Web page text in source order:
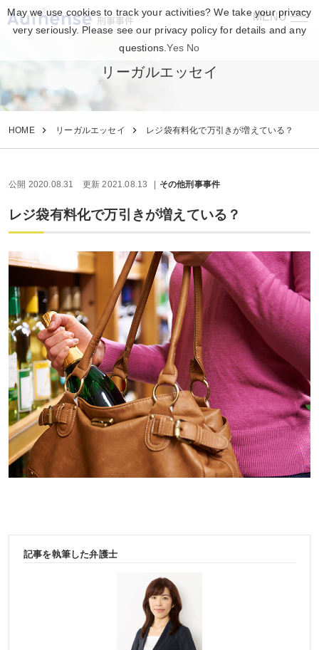
MENU
刑事事件
リーガルエッセイ
HOME リーガルエッセイ レジ袋有料化で万引きが増えている？
公開 2020.08.31 更新 2021.08.13 その他刑事事件
レジ袋有料化で万引きが増えている？
記事を執筆した弁護士
May we use cookies to track your activities? We take your privacy
very seriously. Please see our privacy policy for details and any
questions.Yes No